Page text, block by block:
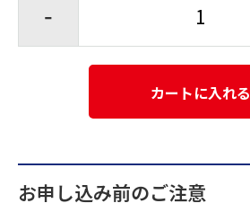
-
カートに入れる
お申し込み前のご注意